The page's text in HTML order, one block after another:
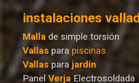
instalaciones
Malla de simple torsión
Vallas para piscinas
Vallaspara jardín
Panel Verja Electrosoldada